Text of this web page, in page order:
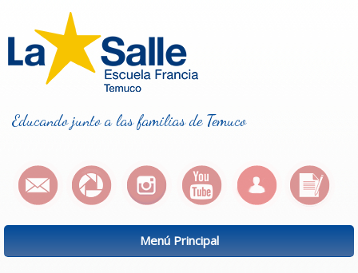
Educando junto a las familias de Temuco
Menú Principal